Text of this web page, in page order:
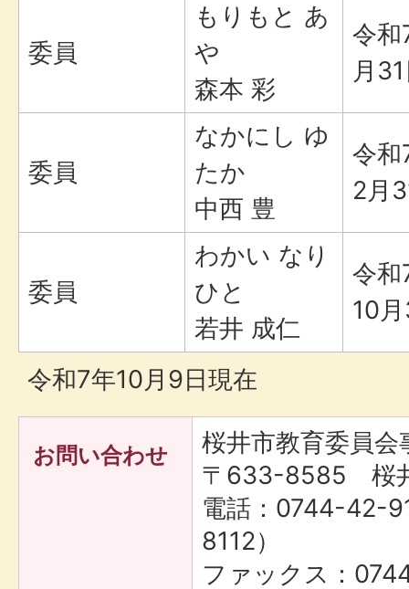
委員
もりもと あ
や
森本 彩
令和
月
委員
なかにし ゆ
たか
中西 豊
令和
2月
委員
わかい なり
ひと
若井 成仁
令和
10
令和7年10月9日現在
お問い合わせ
桜井市教育委員
〒633-8585 桜
電話：0744-42-
8112）
ファックス：